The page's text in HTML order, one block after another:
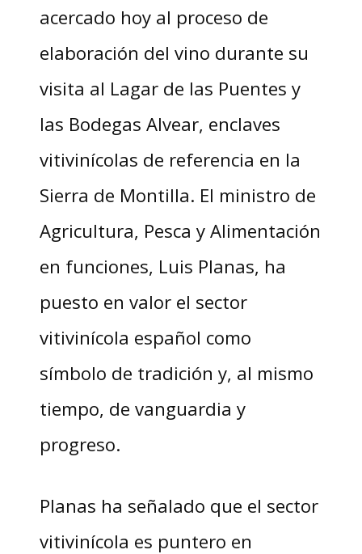
acercado hoy al proceso de
elaboración del vino durante su
visita al Lagar de las Puentes y
las Bodegas Alvear, enclaves
vitivinícolas de referencia en la
Sierra de Montilla. El ministro de
Agricultura, Pesca y Alimentación
en funciones, Luis Planas, ha
puesto en valor el sector
vitivinícola español como
símbolo de tradición y, al mismo
tiempo, de vanguardia y
progreso.
Planas ha señalado que el sector
vitivinícola es puntero en